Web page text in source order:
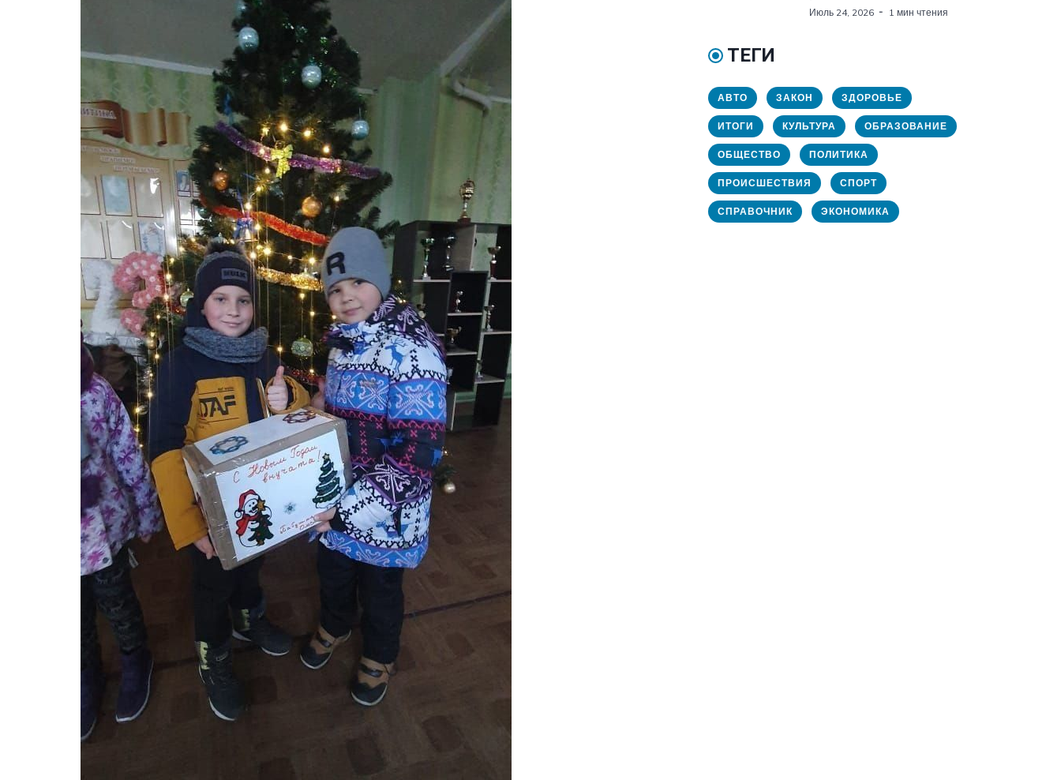
Июль 24, 2026 1 мин чтения
ТЕГИ
АВТО ЗАКОН ЗДОРОВЬЕ
ИТОГИ КУЛЬТУРА ОБРАЗОВАНИЕ
ОБЩЕСТВО ПОЛИТИКА
ПРОИСШЕСТВИЯ СПОРТ
СПРАВОЧНИК ЭКОНОМИКА